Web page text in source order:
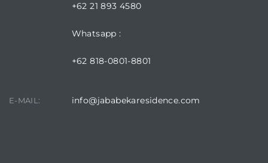
+62 21 893 4580
Whatsapp :
+62 818-0801-8801
E-MAIL: info@jababekaresidence.com